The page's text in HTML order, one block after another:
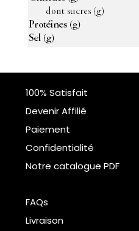
100% Satisfait
Devenir Affilié
Paiement
Confidentialité
Notre catalogue PDF
FAQs
Livraison